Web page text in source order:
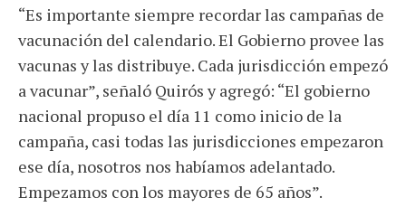
“Es importante siempre recordar las campañas de
vacunación del calendario. El Gobierno provee las
vacunas y las distribuye. Cada jurisdicción empezó
a vacunar”, señaló Quirós y agregó: “El gobierno
nacional propuso el día 11 como inicio de la
campaña, casi todas las jurisdicciones empezaron
ese día, nosotros nos habíamos adelantado.
Empezamos con los mayores de 65 años”.